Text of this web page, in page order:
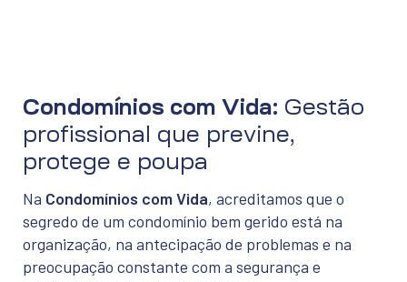
Condomínios com Vida: Gestão
profissional que previne,
protege e poupa
Na Condomínios com Vida, acreditamos que o
segredo de um condomínio bem gerido está na
organização, na antecipação de problemas e na
preocupação constante com a segurança e